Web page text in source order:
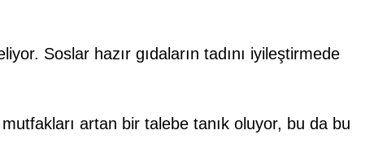
Soslar hazır gıdaların tadını iyileştirmede
artan bir talebe tanık oluyor, bu da bu